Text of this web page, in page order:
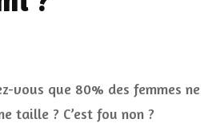
vous que 80% des femmes ne
taille ? C’est fou non ?